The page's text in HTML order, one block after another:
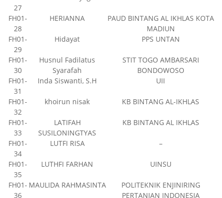
27
FH01-
28
HERIANNA
PAUD BINTANG AL IKHLAS KOTA
MADIUN
FH01-
29
Hidayat PPS UNTAN
FH01-
30
Husnul Fadilatus
Syarafah
STIT TOGO AMBARSARI
BONDOWOSO
FH01-
31
Inda Siswanti, S.H UII
FH01-
32
khoirun nisak KB BINTANG AL-IKHLAS
FH01-
33
LATIFAH
SUSILONINGTYAS
KB BINTANG AL IKHLAS
FH01-
34
LUTFI RISA –
FH01-
35
LUTHFI FARHAN UINSU
FH01-
36
MAULIDA RAHMASINTA
POLITEKNIK ENJINIRING
PERTANIAN INDONESIA